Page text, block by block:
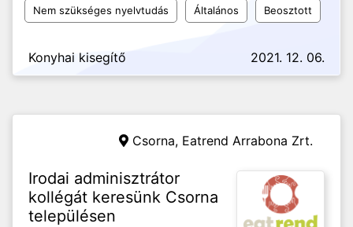
Nem szükséges nyelvtudás Általános Beosztott
Konyhai kisegítő 2021. 12. 06.
Csorna, Eatrend Arrabona Zrt.
Irodai adminisztrátor
kollégát keresünk Csorna
településen